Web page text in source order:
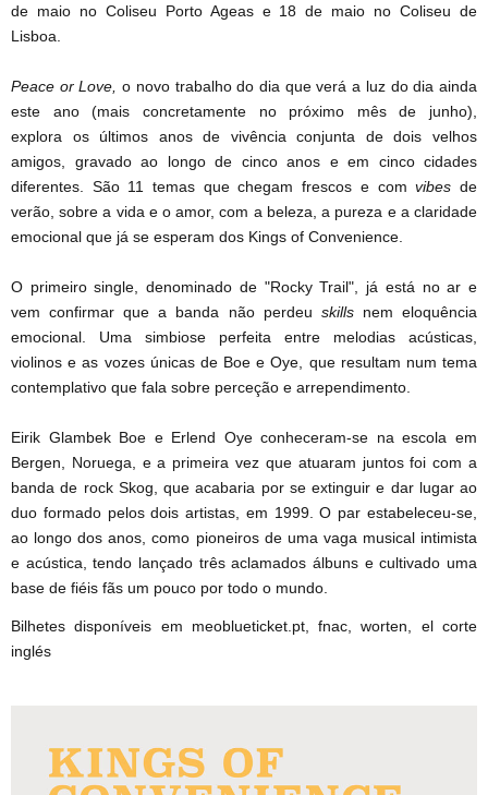
de maio no Coliseu Porto Ageas e 18 de maio no Coliseu de
Lisboa.
Peace or Love,o novo trabalho do dia que verá a luz do dia ainda
este ano (mais concretamente no próximo mês de junho),
explora os últimos anos de vivência conjunta de dois velhos
amigos, gravado ao longo de cinco anos e em cinco cidades
diferentes. São 11 temas que chegam frescos e comvibes de
verão, sobre a vida e o amor, com a beleza, a pureza e a claridade
emocional que já se esperam dos Kings of Convenience.
O primeiro single, denominado de "Rocky Trail", já está no ar e
vem confirmar que a banda não perdeu skillsnem eloquência
emocional. Uma simbiose perfeita entre melodias acústicas,
violinos e as vozes únicas de Boe e Oye, que resultam num tema
contemplativo que fala sobre perceção e arrependimento.
Eirik Glambek Boe e Erlend Oye conheceram-se na escola em
Bergen, Noruega, e a primeira vez que atuaram juntos foi com a
banda de rock Skog, que acabaria por se extinguir e dar lugar ao
duo formado pelos dois artistas, em 1999. O par estabeleceu-se,
ao longo dos anos, como pioneiros de uma vaga musical intimista
e acústica, tendo lançado três aclamados álbuns e cultivado uma
base de fiéis fãs um pouco por todo o mundo.
Bilhetes disponíveis em meoblueticket.pt, fnac, worten, el corte
inglés